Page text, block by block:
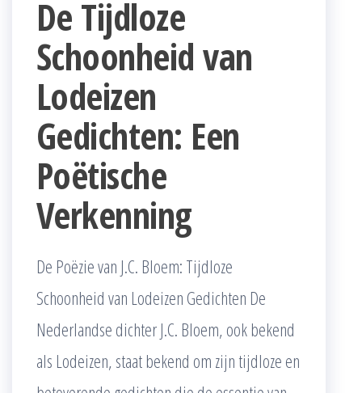
De Tijdloze
Schoonheid van
Lodeizen
Gedichten: Een
Poëtische
Verkenning
De Poëzie van J.C. Bloem: Tijdloze
Schoonheid van Lodeizen Gedichten De
Nederlandse dichter J.C. Bloem, ook bekend
als Lodeizen, staat bekend om zijn tijdloze en